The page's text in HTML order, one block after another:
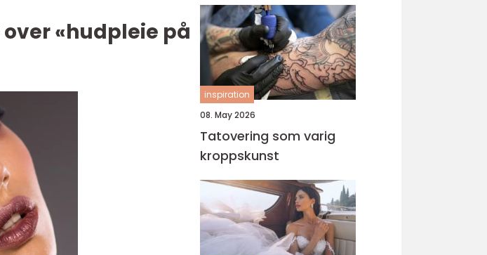
«hudpleie på
inspiration
08. May 2026
Tatovering som varig
kroppskunst